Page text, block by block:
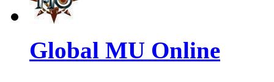
Global MU Online